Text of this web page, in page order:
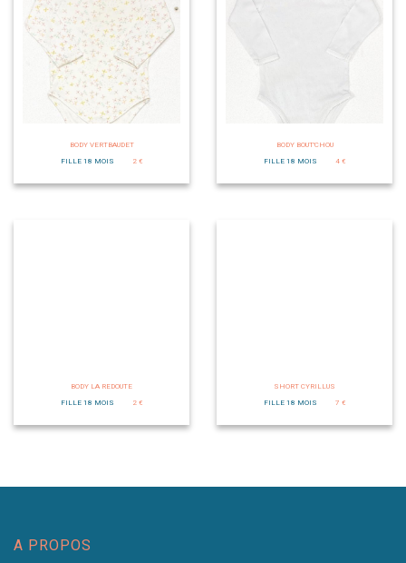
BODY VERTBAUDET
FILLE 18 MOIS
2 €
BODY BOUT'CHOU
FILLE 18 MOIS
4 €
BODY LA REDOUTE
FILLE 18 MOIS
2 €
SHORT CYRILLUS
FILLE 18 MOIS
7 €
A PROPOS